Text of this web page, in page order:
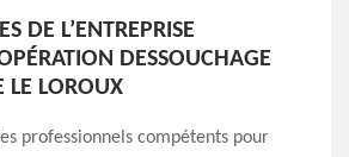
DE L’ENTREPRISE
DESSOUCHAGE
LE LOROUX
professionnels compétents pour